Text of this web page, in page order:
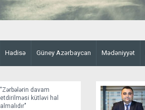
Hadisə Güney Azərbaycan Mədəniyyət
"Zərbələrin davam
etdirilməsi kütləvi hal
almalıdır"